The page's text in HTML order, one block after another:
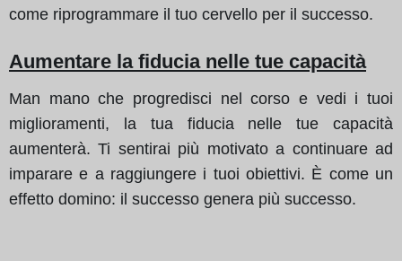
come riprogrammare il tuo cervello per il successo.
Aumentare la fiducia nelle tue capacità
Man mano che progredisci nel corso e vedi i tuoi
miglioramenti, la tua fiducia nelle tue capacità
aumenterà. Ti sentirai più motivato a continuare ad
imparare e a raggiungere i tuoi obiettivi. È come un
effetto domino: il successo genera più successo.